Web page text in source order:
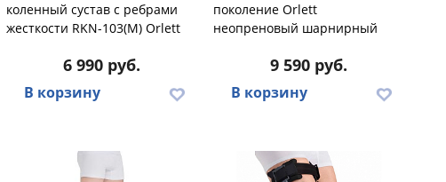
коленный сустав с ребрами
жесткости RKN-103(M) Orlett
6 990 руб.
В корзину
поколение Orlett
неопреновый шарнирный
9 590 руб.
В корзину